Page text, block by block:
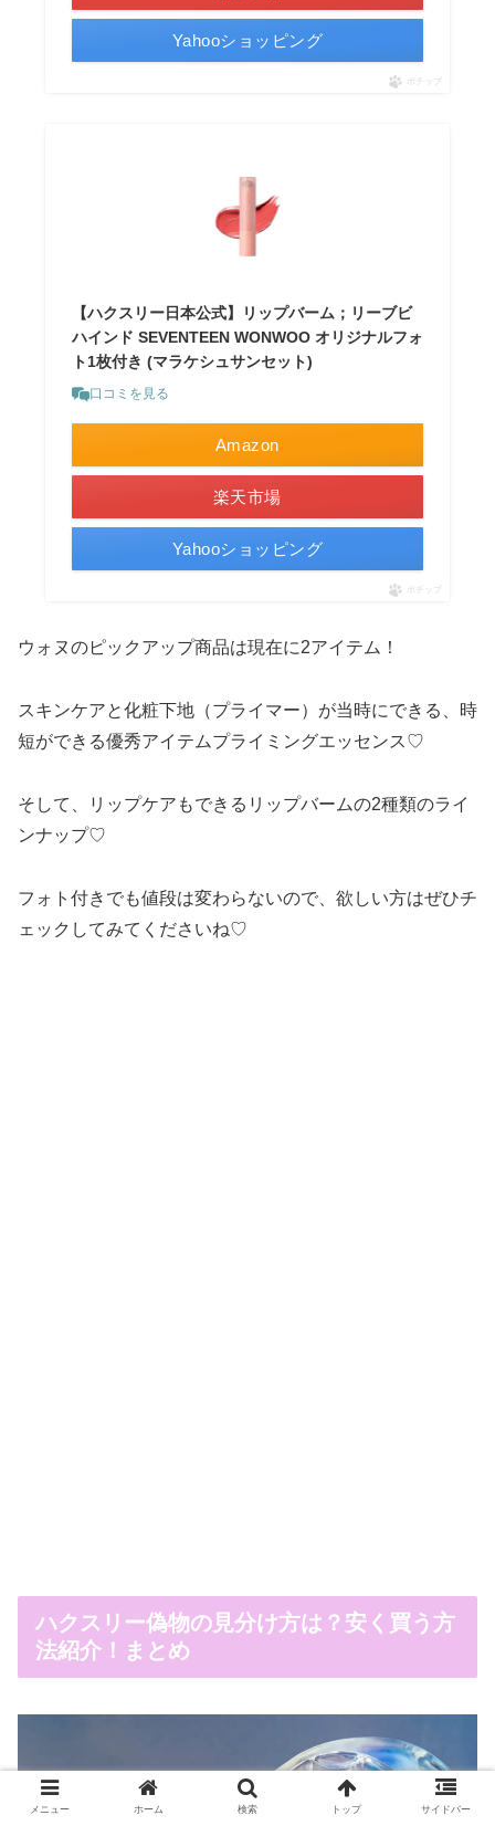
Yahooショッピング
ポチップ
【ハクスリー日本公式】リップバーム；リーブビ
ハインド SEVENTEEN WONWOO オリジナルフォ
ト1枚付き (マラケシュサンセット)
口コミを見る
Amazon
楽天市場
Yahooショッピング
ポチップ
ウォヌのピックアップ商品は現在に2アイテム！
スキンケアと化粧下地（プライマー）が当時にできる、時
短ができる優秀アイテムプライミングエッセンス♡
そして、リップケアもできるリップバームの2種類のライ
ンナップ♡
フォト付きでも値段は変わらないので、欲しい方はぜひチ
ェックしてみてくださいね♡
ハクスリー偽物の見分け方は？安く買う方
法紹介！まとめ
メニュー ホーム 検索 トップ サイドバー